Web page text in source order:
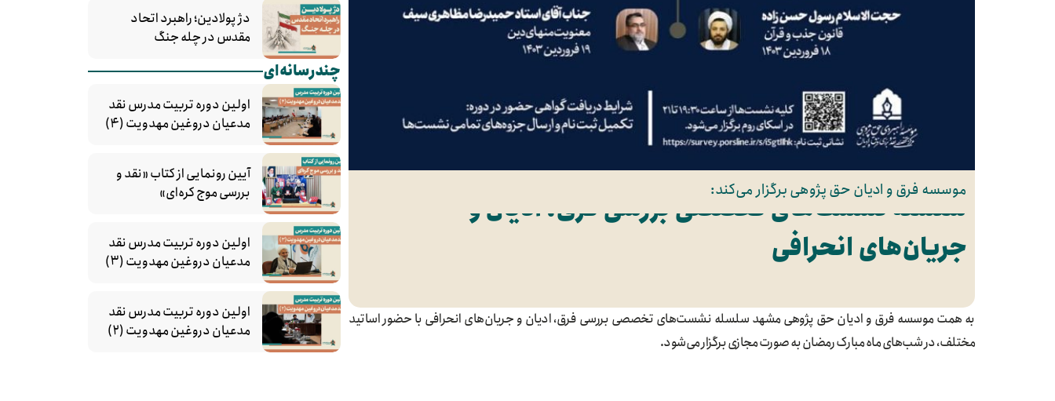
موسسه فرق و ادیان حق پژوهی برگزار می‌کند:
سلسله نشست‌های تخصصی بررسی فرق، ادیان و
جریان‌های انحرافی
به همت موسسه فرق و ادیان حق پژوهی مشهد سلسله نشست‌های تخصصی بررسی فرق، ادیان و جریان‌های انحرافی با حضور اساتید
مختلف، در شب‌های ماه مبارک رمضان به صورت مجازی برگزار می‌شود.
دژ پولادین؛ راهبرد اتحاد
مقدس در چله جنگ
چندرسانه‌ای
اولین دوره تربیت مدرس نقد
مدعیان دروغین مهدویت (۴)
آیین رونمایی از کتاب «نقد و
بررسی موج کره‌ای»
اولین دوره تربیت مدرس نقد
مدعیان دروغین مهدویت (۳)
اولین دوره تربیت مدرس نقد
مدعیان دروغین مهدویت (۲)